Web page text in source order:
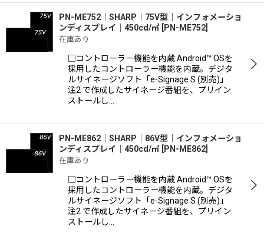
PN-ME752｜SHARP｜75V型｜インフォメーショ
ンディスプレイ｜450cd/㎡
PN-ME752
在庫あり
□コントローラー機能を内蔵 Android™ OSを
採用したコントローラー機能を内蔵。デジタ
ルサイネージソフト「e-Signage S (別売)」
注2 で作成したサイネージ番組を、プリイン
ストールし…
PN-ME862｜SHARP｜86V型｜インフォメーショ
ンディスプレイ｜450cd/㎡
PN-ME862
在庫あり
□コントローラー機能を内蔵 Android™ OSを
採用したコントローラー機能を内蔵。デジタ
ルサイネージソフト「e-Signage S (別売)」
注2 で作成したサイネージ番組を、プリイン
ストールし…